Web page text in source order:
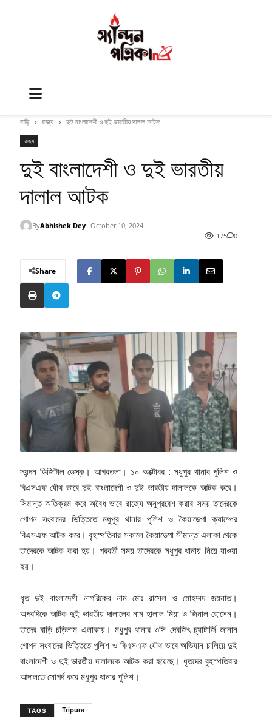
বাড়ি রাজ্য দুই বাংলাদেশী ও দুই ভারতীয় দালাল আটক
রাজ্য
দুই বাংলাদেশী ও দুই ভারতীয়
দালাল আটক
ByAbhishek Dey October 10, 2024
175
0
Share
স্যন্দন ডিজিটাল ডেস্ক। আগরতলা। ১০ অক্টোবর : মধুপুর থানার পুলিশ ও
বিএসএফ যৌথ ভাবে দুই বাংলাদেশী ও দুই ভারতীয় দালালকে আটক করে।
সিমান্ত অতিক্রম করে অবৈধ ভাবে রাজ্যে অনুপ্রবেশ করার সময় তাদেরকে
গোপন সংবাদের ভিত্তিতে মধুপুর থানার পুলিশ ও কৈয়াডেপা ক্যাম্পের
বিএসএফ আটক করে। বৃহস্পতিবার সকালে কৈয়াডেপা সীমান্ত এলাকা থেকে
তাদেরকে আটক করা হয়। পরবর্তী সময় তাদেরকে মধুপুর থানায় নিয়ে যাওয়া
হয়।
ধৃত দুই বাংলাদেশী নাগরিকের নাম মোঃ রাসেল ও মোহম্মদ জয়নাত।
অপরদিকে আটক দুই ভারতীয় দালালের নাম হালাল মিয়া ও জিনাল হোসেন।
তাদের বাড়ি চড়িলাম এলাকায়। মধুপুর থানার ওসি দেবজিৎ চ্যাটার্জি জানান
গোপন সংবাদের ভিত্তিতে পুলিশ ও বিএসএফ যৌথ ভাবে অভিযান চালিয়ে দুই
বাংলাদেশী ও দুই ভারতীয় দালালকে আটক করা হয়েছে। ধৃতদের বৃহস্পতিবার
আদালতে সোপর্দ করে মধুপুর থানার পুলিশ।
TAGS Tripura